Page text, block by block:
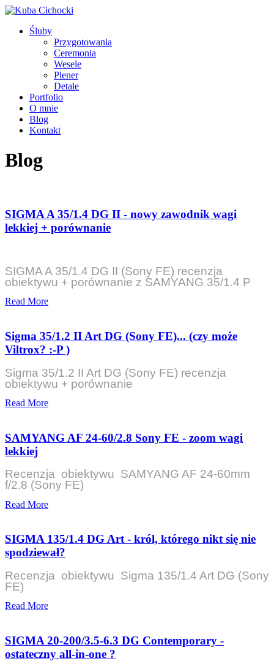
Śluby
Przygotowania
Ceremonia
Wesele
Plener
Detale
Portfolio
O mnie
Blog
Kontakt
Blog
SIGMA A 35/1.4 DG II - nowy zawodnik wagi
lekkiej + porównanie
SIGMA A 35/1.4 DG II (Sony FE) recenzja
obiektywu + porównanie z SAMYANG 35/1.4 P
Read More
Sigma 35/1.2 II Art DG (Sony FE)... (czy może
Viltrox? :-P )
Sigma 35/1.2 II Art DG (Sony FE) recenzja
obiektywu + porównanie
Read More
SAMYANG AF 24-60/2.8 Sony FE - zoom wagi
lekkiej
Recenzja obiektywu SAMYANG AF 24-60mm
f/2.8 (Sony FE)
Read More
SIGMA 135/1.4 DG Art - król, którego nikt się nie
spodziewał?
Recenzja obiektywu Sigma 135/1.4 Art DG (Sony
FE)
Read More
SIGMA 20-200/3.5-6.3 DG Contemporary -
ostateczny all-in-one ?